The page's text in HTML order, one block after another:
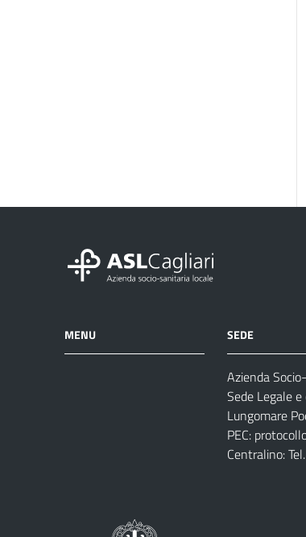
MENU SEDE
Azienda
Sede Legale
Lungomare
PEC:
Centralino: